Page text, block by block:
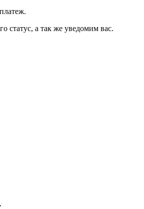
статус, а так же уведомим вас.